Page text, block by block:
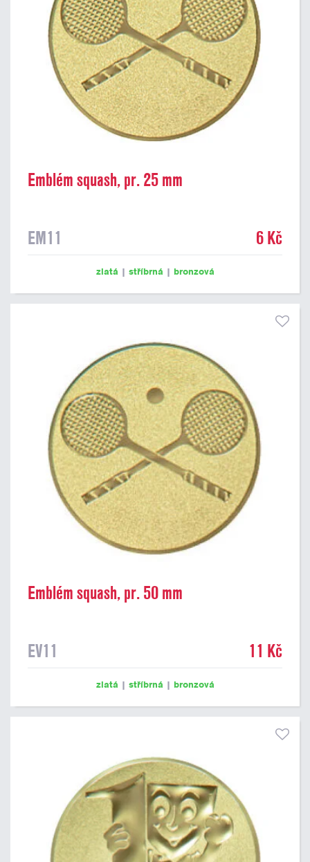
Emblém squash, pr. 25 mm
EM11 6 Kč
zlatá | stříbrná | bronzová
Emblém squash, pr. 50 mm
EV11 11 Kč
zlatá | stříbrná | bronzová